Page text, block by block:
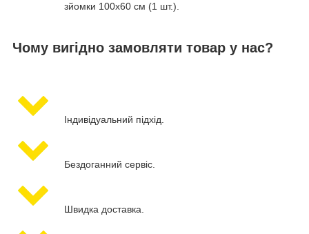
зйомки 100х60 см (1 шт.).
Чому вигідно замовляти товар у нас?
Індивідуальний підхід.
Бездоганний сервіс.
Швидка доставка.